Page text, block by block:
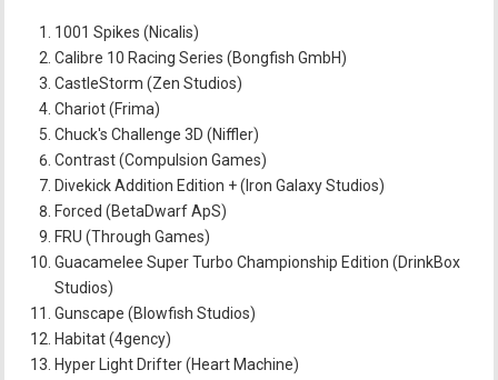
1001 Spikes (Nicalis)
Calibre 10 Racing Series (Bongfish GmbH)
CastleStorm (Zen Studios)
Chariot (Frima)
Chuck's Challenge 3D (Niffler)
Contrast (Compulsion Games)
Divekick Addition Edition + (Iron Galaxy Studios)
Forced (BetaDwarf ApS)
FRU (Through Games)
Guacamelee Super Turbo Championship Edition (DrinkBox
Studios)
Gunscape (Blowfish Studios)
Habitat (4gency)
Hyper Light Drifter (Heart Machine)